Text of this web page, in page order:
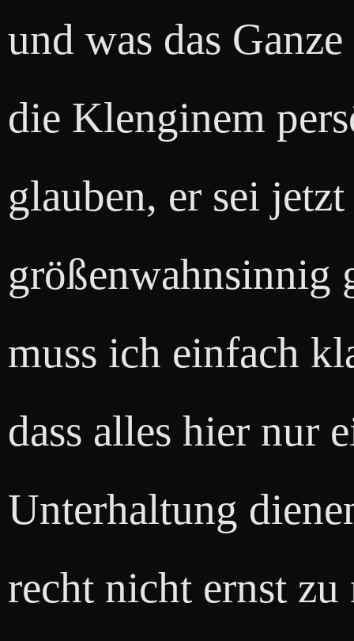
und was das
die Klenginem
glauben, er sei
größenwahnsinnig
muss ich einfach
dass alles hier nur
Unterhaltung
recht nicht ernst